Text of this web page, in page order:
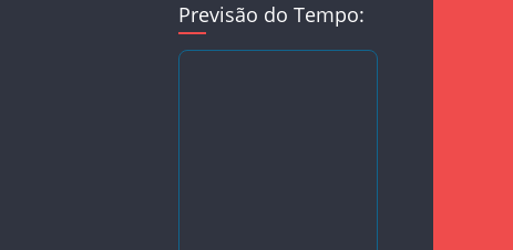
Previsão do Tempo: